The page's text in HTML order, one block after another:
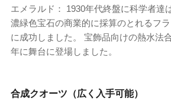
エメラルド： 1930年代終盤に科学者達
濃緑色宝石の商業的に採算のとれるフ
に成功しました。 宝飾品向けの熱水法
年に舞台に登場しました。
合成クオーツ（広く入手可能）